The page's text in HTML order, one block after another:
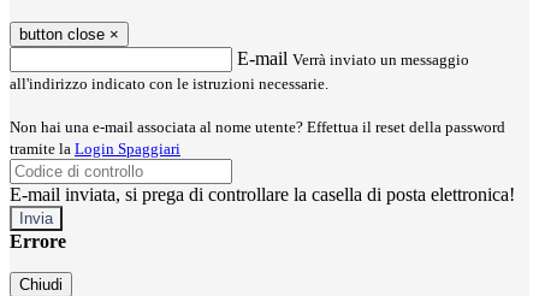
button close ×
E-mail Verrà inviato un messaggio
all'indirizzo indicato con le istruzioni necessarie.
Non hai una e-mail associata al nome utente? Effettua il reset della password
tramite la Login Spaggiari
E-mail inviata, si prega di controllare la casella di posta elettronica!
Errore
Chiudi